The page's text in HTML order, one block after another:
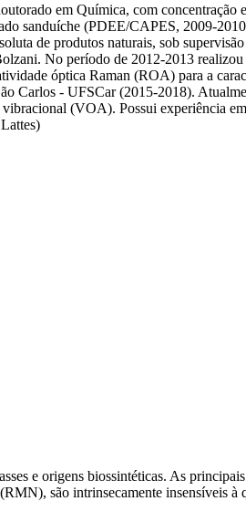
em Química, com concentração
sanduíche (PDEE/CAPES, 2009-
de produtos naturais, sob
No período de 2012-2013
óptica Raman (ROA) para a
Carlos - UFSCar (2015-2018).
(VOA). Possui experiência
e origens biossintéticas. As
(RMN), são intrinsecamente insensíveis